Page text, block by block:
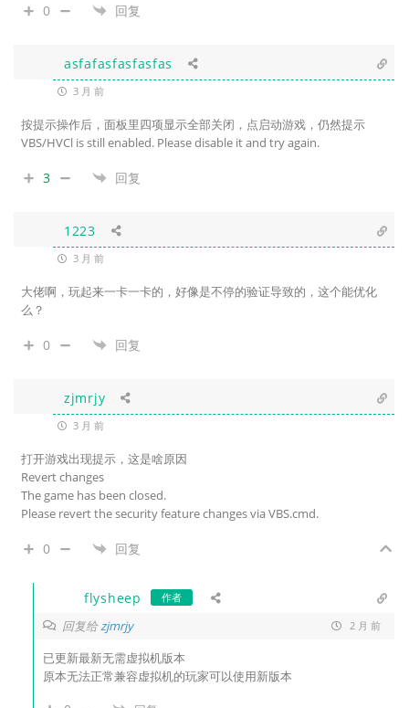
0 回复
asfafasfasfasfas
3 月 前
按提示操作后，面板里四项显示全部关闭，点启动游戏，仍然提示
VBS/HVCl is still enabled. Please disable it and try again.
3 回复
1223
3 月 前
大佬啊，玩起来一卡一卡的，好像是不停的验证导致的，这个能优化
么？
0 回复
zjmrjy
3 月 前
打开游戏出现提示，这是啥原因
Revert changes
The game has been closed.
Please revert the security feature changes via VBS.cmd.
0 回复
flysheep 作者
回复给zjmrjy 2 月 前
已更新最新无需虚拟机版本
原本无法正常兼容虚拟机的玩家可以使用新版本